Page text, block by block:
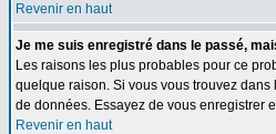
Revenir en haut
Je me suis enregistré dans le passé,
Les raisons les plus probables pour ce
quelque raison. Si vous vous trouvez
de données. Essayez de vous enregistrer
Revenir en haut